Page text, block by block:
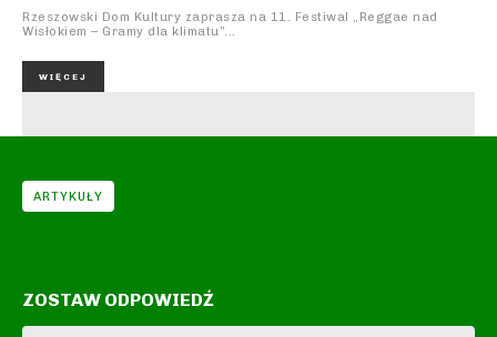
Rzeszowski Dom Kultury zaprasza na 11. Festiwal „Reggae nad
Wisłokiem – Gramy dla klimatu”...
WIĘCEJ
ARTYKUŁY
ZOSTAW ODPOWIEDŹ